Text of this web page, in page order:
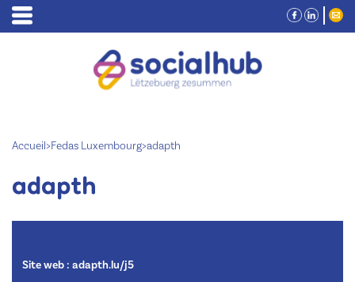
Accueil>Fedas Luxembourg>adapth
adapth
Site web : adapth.lu/j5